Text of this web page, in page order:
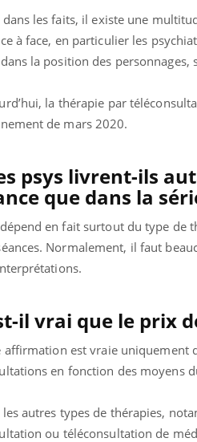
dans les faits, il existe une
à face, en particulier les
la position des personnages,
la thérapie par
de mars 2020.
psys livrent-ils
que dans la
en fait surtout du type de
Normalement, il faut
il vrai que le prix
affirmation est vraie uniquement
en fonction des moyens
les autres types de thérapies,
ou téléconsultation de